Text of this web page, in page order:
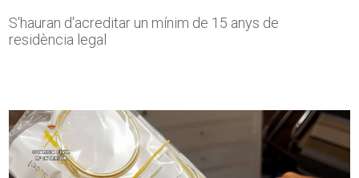
S'hauran d'acreditar un mínim de 15 anys de
residència legal